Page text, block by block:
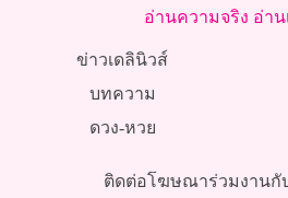
อ่านความจริง อ่าน
ข่าวเดลินิวส์
บทความ
ดวง-หวย
ติดต่อโฆษณาร่วมงานกั